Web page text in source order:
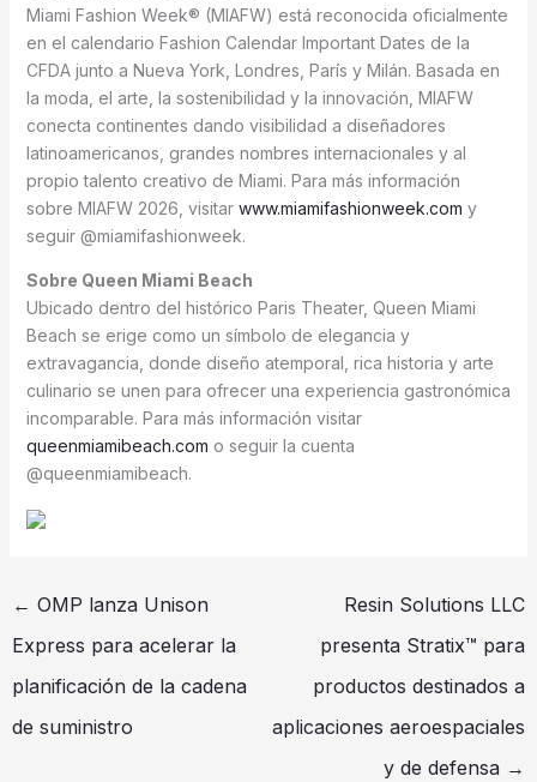
Miami Fashion Week® (MIAFW) está reconocida oficialmente
en el calendario Fashion Calendar Important Dates de la
CFDA junto a Nueva York, Londres, París y Milán. Basada en
la moda, el arte, la sostenibilidad y la innovación, MIAFW
conecta continentes dando visibilidad a diseñadores
latinoamericanos, grandes nombres internacionales y al
propio talento creativo de Miami. Para más información
sobre MIAFW 2026, visitar www.miamifashionweek.com y
seguir @miamifashionweek.
Sobre Queen Miami Beach
Ubicado dentro del histórico Paris Theater, Queen Miami
Beach se erige como un símbolo de elegancia y
extravagancia, donde diseño atemporal, rica historia y arte
culinario se unen para ofrecer una experiencia gastronómica
incomparable. Para más información visitar
queenmiamibeach.com o seguir la cuenta
@queenmiamibeach.
← OMP lanza Unison
Express para acelerar la
planificación de la cadena
de suministro
Resin Solutions LLC
presenta Stratix™ para
productos destinados a
aplicaciones aeroespaciales
y de defensa →